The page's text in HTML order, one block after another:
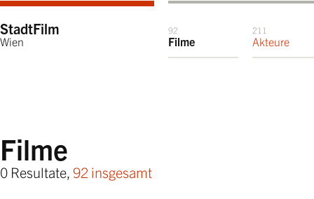
StadtFilm
Wien
92
Filme
211
Akteure
Filme
0 Resultate, 92 insgesamt